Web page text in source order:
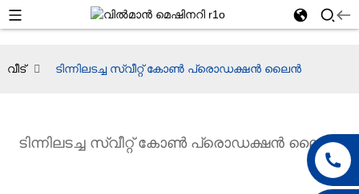
വീട് ടിന്നിലടച്ച സ്വീറ്റ് കോൺ പ്രൊഡക്ഷൻ ലൈൻ
ടിന്നിലടച്ച സ്വീറ്റ് കോൺ പ്രൊഡക്ഷൻ ലൈൻ